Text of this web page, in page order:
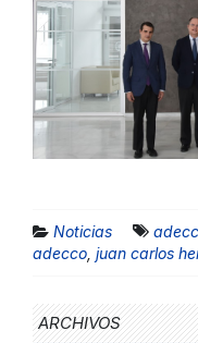
Noticias
adecco juan carlos
ARCHIVOS